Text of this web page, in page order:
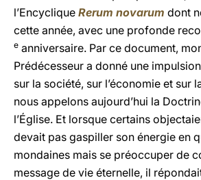
l’Encyclique Rerum novarum dont
cette année, avec une profonde
e anniversaire. Par ce document,
Prédécesseur a donné une
sur la société, sur l’économie et sur
nous appelons aujourd’hui la
l’Église. Et lorsque certains
devait pas gaspiller son énergie en
mondaines mais se préoccuper de
message de vie éternelle, il